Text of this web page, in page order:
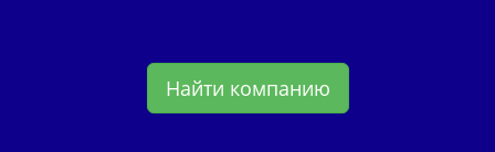
Найти компанию